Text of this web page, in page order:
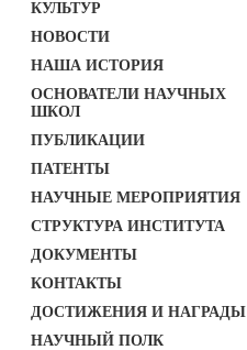
КУЛЬТУР
НОВОСТИ
НАША ИСТОРИЯ
ОСНОВАТЕЛИ НАУЧНЫХ
ШКОЛ
ПУБЛИКАЦИИ
ПАТЕНТЫ
НАУЧНЫЕ МЕРОПРИЯТИЯ
СТРУКТУРА ИНСТИТУТА
ДОКУМЕНТЫ
КОНТАКТЫ
ДОСТИЖЕНИЯ И НАГРАДЫ
НАУЧНЫЙ ПОЛК